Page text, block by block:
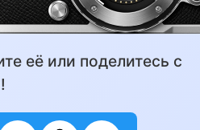
её или поделитесь с